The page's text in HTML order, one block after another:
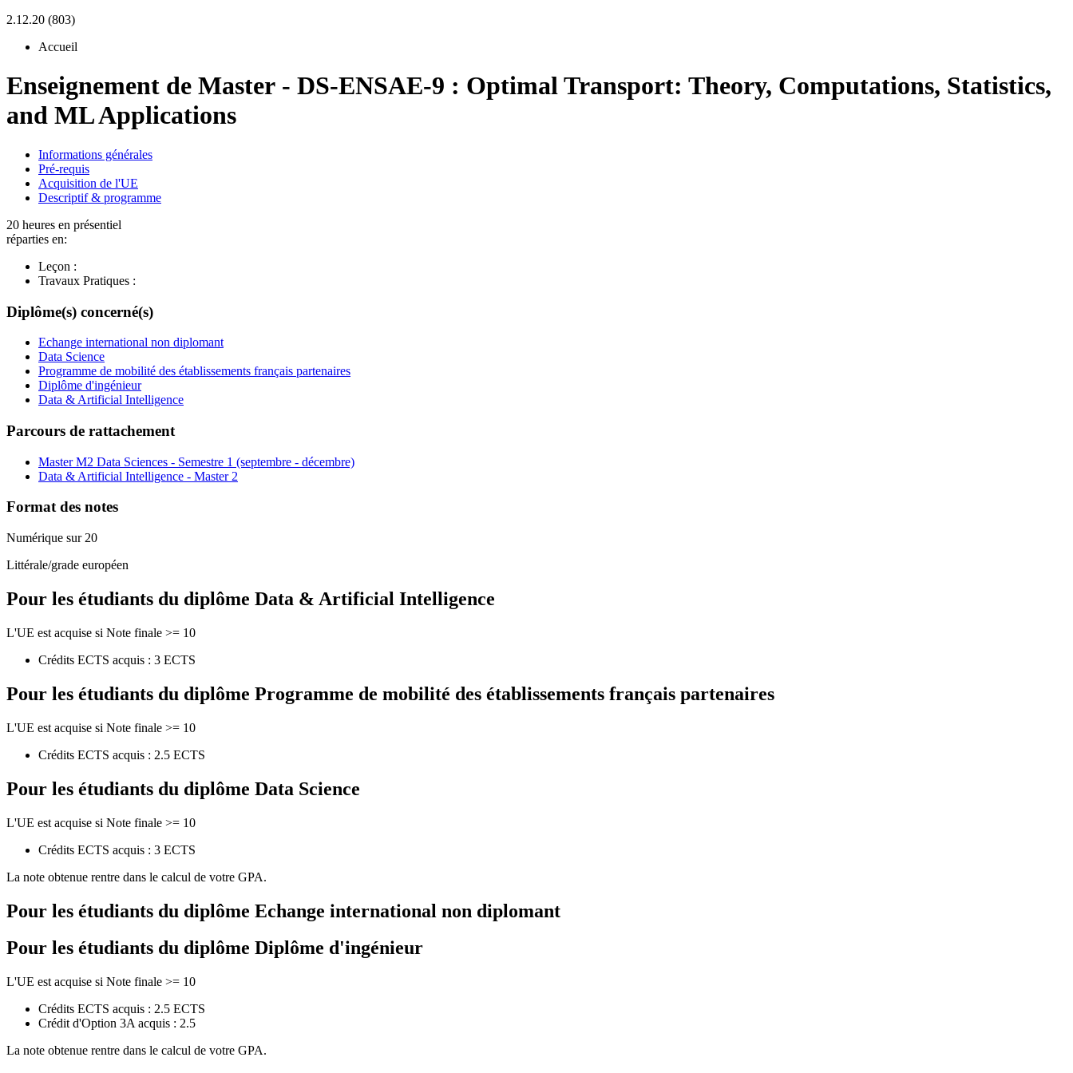
2.12.20 (803)
Accueil
Enseignement de Master - DS-ENSAE-9 : Optimal Transport: Theory, Computations, Statistics,
and ML Applications
Informations générales
Pré-requis
Acquisition de l'UE
Descriptif & programme
20 heures en présentiel
réparties en:
Leçon :
Travaux Pratiques :
Diplôme(s) concerné(s)
Echange international non diplomant
Data Science
Programme de mobilité des établissements français partenaires
Diplôme d'ingénieur
Data & Artificial Intelligence
Parcours de rattachement
Master M2 Data Sciences - Semestre 1 (septembre - décembre)
Data & Artificial Intelligence - Master 2
Format des notes
Numérique sur 20
Littérale/grade européen
Pour les étudiants du diplôme Data & Artificial Intelligence
L'UE est acquise si Note finale >= 10
Crédits ECTS acquis : 3 ECTS
Pour les étudiants du diplôme Programme de mobilité des établissements français partenaires
L'UE est acquise si Note finale >= 10
Crédits ECTS acquis : 2.5 ECTS
Pour les étudiants du diplôme Data Science
L'UE est acquise si Note finale >= 10
Crédits ECTS acquis : 3 ECTS
La note obtenue rentre dans le calcul de votre GPA.
Pour les étudiants du diplôme Echange international non diplomant
Pour les étudiants du diplôme Diplôme d'ingénieur
L'UE est acquise si Note finale >= 10
Crédits ECTS acquis : 2.5 ECTS
Crédit d'Option 3A acquis : 2.5
La note obtenue rentre dans le calcul de votre GPA.